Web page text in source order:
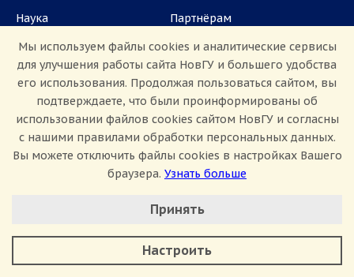
Наука
Аспирантам
СМИ
Партнёрам
Задать вопрос
ул. Большая Санкт-Петербургская, 41, каб.
Приемная комиссия: +7(8162)33-20-44
Мы используем файлы cookies и аналитические сервисы
для улучшения работы сайта НовГУ и большего удобства
его использования. Продолжая пользоваться сайтом, вы
подтверждаете, что были проинформированы об
использовании файлов cookies сайтом НовГУ и согласны
с нашими правилами обработки персональных данных.
Вы можете отключить файлы cookies в настройках Вашего
браузера. Узнать больше
Минимальные
Аналитические/Функциональные
Принять
Настроить